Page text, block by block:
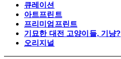
큐레이션
아트프린트
프리미엄프린트
기묘한 대전 고양이들, 기냥?
오리지널